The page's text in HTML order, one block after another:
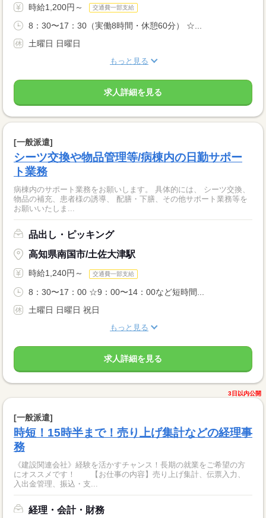
時給1,200円～ 交通費一部支給
8：30〜17：30（実働8時間・休憩60分） ☆...
土曜日 日曜日
もっと見る
求人詳細を見る
[一般派遣]
シーツ交換や物品管理等/病棟内の日勤サポー
ト業務
病棟内のサポート業務をお願いします。 具体的には、 シーツ交換、
物品の補充、患者様の誘導、 配膳・下膳、その他サポート業務等を
お願いいたしま...
品出し・ピッキング
高知県南国市/土佐大津駅
時給1,240円～ 交通費一部支給
8：30〜17：00 ☆9：00〜14：00など短時間...
土曜日 日曜日 祝日
もっと見る
求人詳細を見る
3日以内公開
[一般派遣]
時短！15時半まで！売り上げ集計などの経理事
務
《建設関連会社》経験を活かすチャンス！長期の就業をご希望の方
にオススメです！ 【お仕事の内容】売り上げ集計、伝票入力、
入出金管理、振込・支...
経理・会計・財務